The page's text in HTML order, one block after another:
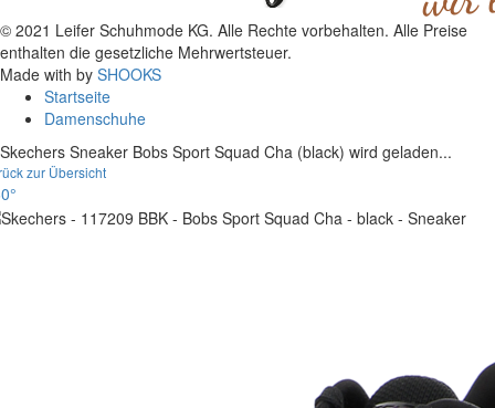
© 2021 Leifer Schuhmode KG. Alle Rechte vorbehalten. Alle Preise
enthalten die gesetzliche Mehrwertsteuer.
Made with by SHOOKS
Startseite
Damenschuhe
Skechers Sneaker Bobs Sport Squad Cha (black) wird geladen...
zur Übersicht